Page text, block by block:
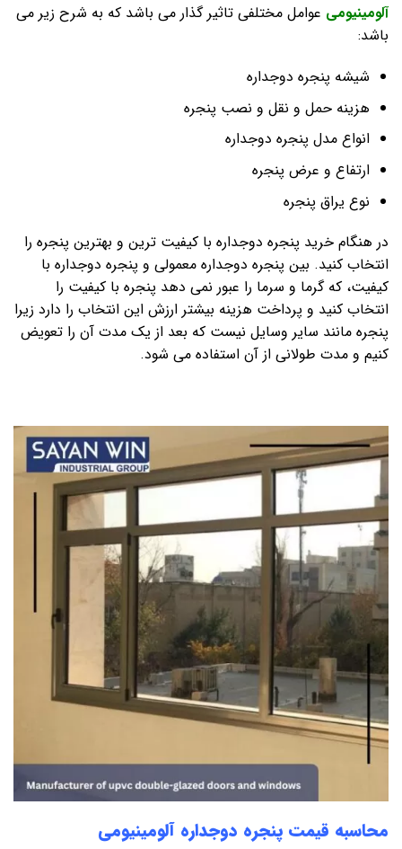
آلومینیومی عوامل مختلفی تاثیر گذار می باشد که به شرح زیر می
باشد:
شیشه پنجره دوجداره
هزینه حمل و نقل و نصب پنجره
انواع مدل پنجره دوجداره
ارتفاع و عرض پنجره
نوع یراق پنجره
در هنگام خرید پنجره دوجداره با کیفیت ترین و بهترین پنجره را
انتخاب کنید. بین پنجره دوجداره معمولی و پنجره دوجداره با
کیفیت، که گرما و سرما را عبور نمی دهد پنجره با کیفیت را
انتخاب کنید و پرداخت هزینه بیشتر ارزش این انتخاب را دارد زیرا
پنجره مانند سایر وسایل نیست که بعد از یک مدت آن را تعویض
کنیم و مدت طولانی از آن استفاده می شود.
محاسبه قیمت پنجره دوجداره آلومینیومی